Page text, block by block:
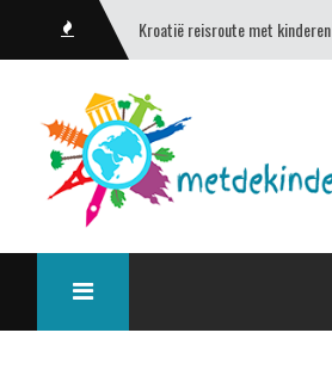
Kroatië reisroute met kinderen